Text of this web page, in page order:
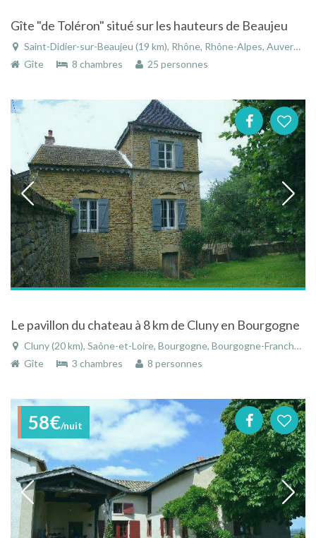
Gîte "de Toléron" situé sur les hauteurs de Beaujeu
Saint-Didier-sur-Beaujeu (19 km), Rhône, Rhône-Alpes, Auvergne-Rhône-Alpes, France
Gîte
8 chambres 25 personnes
Le pavillon du chateau à 8 km de Cluny en Bourgogne
Cluny (20 km), Saône-et-Loire, Bourgogne, Bourgogne-Franche-Comté, France
Gîte
3 chambres 8 personnes
58€/nuit